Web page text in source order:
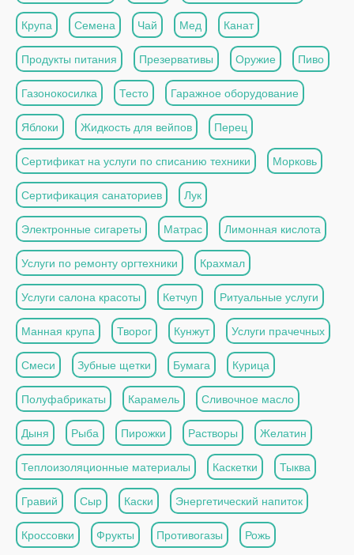
Крупа Семена Чай Мед Канат
Продукты питания Презервативы Оружие Пиво
Газонокосилка Тесто Гаражное оборудование
Яблоки Жидкость для вейпов Перец
Сертификат на услуги по списанию техники Морковь
Сертификация санаториев Лук
Электронные сигареты Матрас Лимонная кислота
Услуги по ремонту оргтехники Крахмал
Услуги салона красоты Кетчуп Ритуальные услуги
Манная крупа Творог Кунжут Услуги прачечных
Смеси Зубные щетки Бумага Курица
Полуфабрикаты Карамель Сливочное масло
Дыня Рыба Пирожки Растворы Желатин
Теплоизоляционные материалы Каскетки Тыква
Гравий Сыр Каски Энергетический напиток
Кроссовки Фрукты Противогазы Рожь